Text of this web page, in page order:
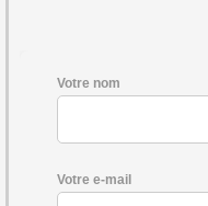
Votre nom
Votre e-mail